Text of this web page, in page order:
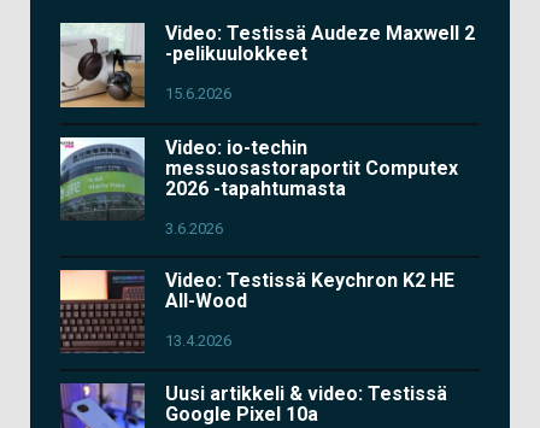
Video: Testissä Audeze Maxwell 2
-pelikuulokkeet
15.6.2026
Video: io-techin
messuosastoraportit Computex
2026 -tapahtumasta
3.6.2026
Video: Testissä Keychron K2 HE
All-Wood
13.4.2026
Uusi artikkeli & video: Testissä
Google Pixel 10a